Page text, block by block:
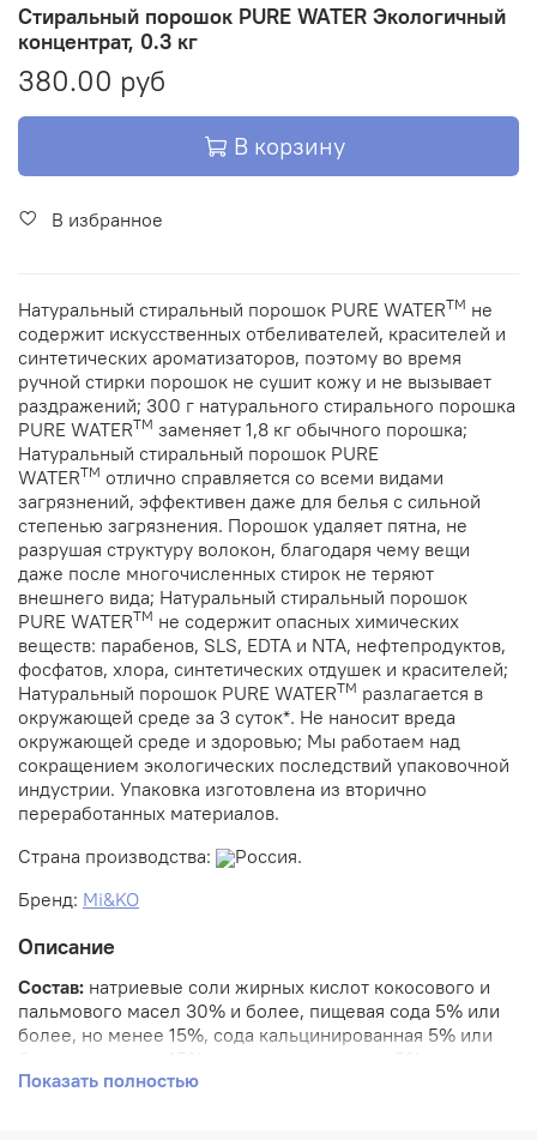
Стиральный порошок PURE WATER Экологичный
концентрат, 0.3 кг
380.00 руб
В корзину
В избранное
Натуральный стиральный порошок PURE WATERТМ не
содержит искусственных отбеливателей, красителей и
синтетических ароматизаторов, поэтому во время
ручной стирки порошок не сушит кожу и не вызывает
раздражений; 300 г натурального стирального порошка
PURE WATERТМ заменяет 1,8 кг обычного порошка;
Натуральный стиральный порошок PURE
WATERТМ отлично справляется со всеми видами
загрязнений, эффективен даже для белья с сильной
степенью загрязнения. Порошок удаляет пятна, не
разрушая структуру волокон, благодаря чему вещи
даже после многочисленных стирок не теряют
внешнего вида; Натуральный стиральный порошок
PURE WATERТМ не содержит опасных химических
веществ: парабенов, SLS, EDTA и NTA, нефтепродуктов,
фосфатов, хлора, синтетических отдушек и красителей;
Натуральный порошок PURE WATERТМ разлагается в
окружающей среде за 3 суток*. Не наносит вреда
окружающей среде и здоровью; Мы работаем над
сокращением экологических последствий упаковочной
индустрии. Упаковка изготовлена из вторично
переработанных материалов.
Страна производства:
Россия.
Бренд: Mi&KO
Описание
Состав: натриевые соли жирных кислот кокосового и
пальмового масел 30% и более, пищевая сода 5% или
более, но менее 15%, сода кальцинированная 5% или
более, но менее 15%, перкарбонат натрия менее 5%,
Показать полностью